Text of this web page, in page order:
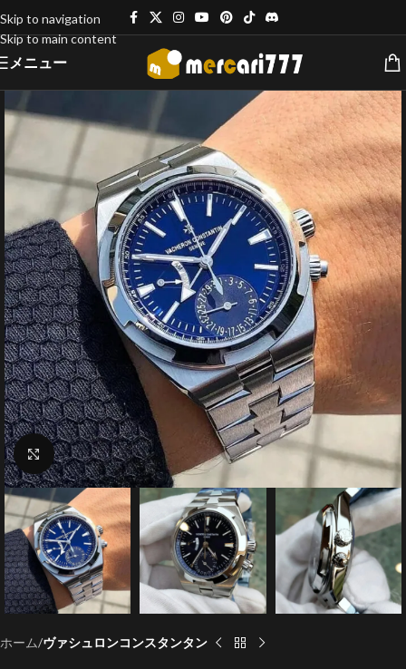
Skip to navigation
Skip to main content
メニュー
クリックで拡大
ホーム ヴァシュロンコンスタンタン